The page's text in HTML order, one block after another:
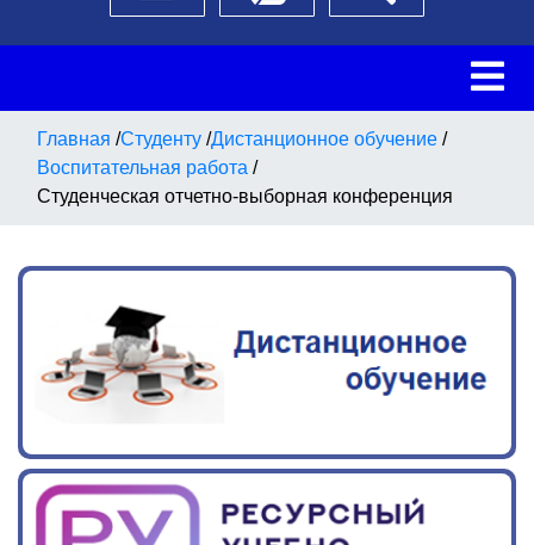
Главная /Студенту /Дистанционное обучение /
Воспитательная работа /
Студенческая отчетно-выборная конференция